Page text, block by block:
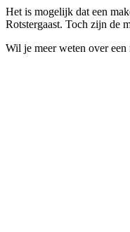
Het is mogelijk dat een
Rotstergaast. Toch zijn de
Wil je meer weten over